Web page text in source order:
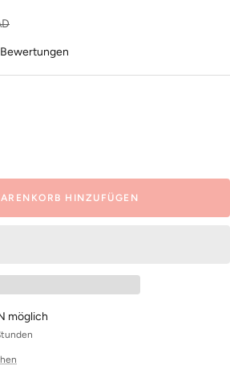
HINZUFÜGEN
möglich